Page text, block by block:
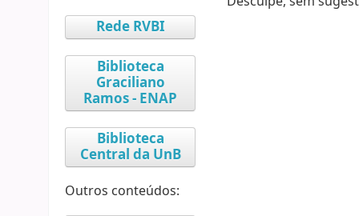
Rede RVBI
Biblioteca
Graciliano
Ramos - ENAP
Biblioteca
Central da UnB
Outros conteúdos: